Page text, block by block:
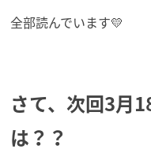
全部読んでいます💛
さて、次回3月
は？？